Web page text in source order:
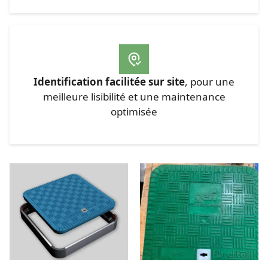
Identification facilitée sur site, pour une
meilleure lisibilité et une maintenance
optimisée